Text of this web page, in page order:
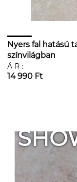
Nyers fal hatású
színvilágban
ÁR:
14 990 Ft